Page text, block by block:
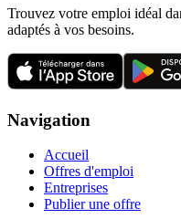
Trouvez votre emploi idéal
adaptés à vos besoins.
Navigation
Accueil
Offres d'emploi
Entreprises
Publier une offre